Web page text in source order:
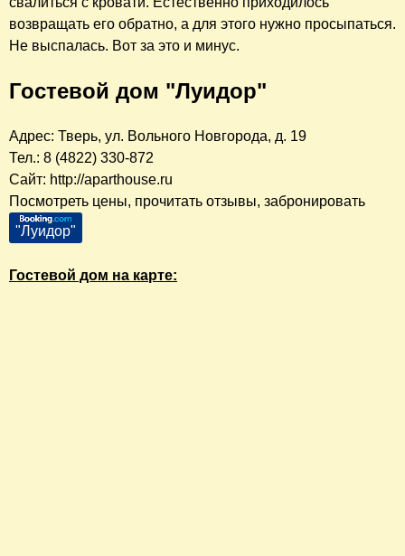
возвращать его обратно, а для этого нужно просыпаться.
Не выспалась. Вот за это и минус.
Гостевой дом "Луидор"
Адрес: Тверь, ул. Вольного Новгорода, д. 19
Тел.: 8 (4822) 330-872
Сайт: http://aparthouse.ru
Посмотреть цены, прочитать отзывы, забронировать
"Луидор"
Гостевой дом на карте: